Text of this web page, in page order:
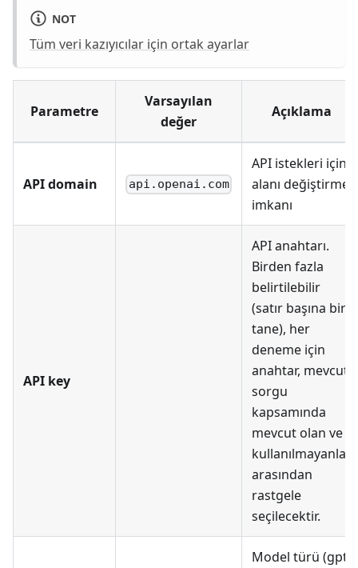
NOT
Tüm veri kazıyıcılar için ortak ayarlar
Parametre
Varsayılan
değer
Açıklama
API domain api.openai.com
API istekleri için
alanı değiştirme
imkanı
API key
API anahtarı.
Birden fazla
belirtilebilir
(satır başına bir
tane), her
deneme için
anahtar, mevcut
sorgu
kapsamında
mevcut olan ve
kullanılmayanlar
arasından
rastgele
seçilecektir.
Model türü (gpt-